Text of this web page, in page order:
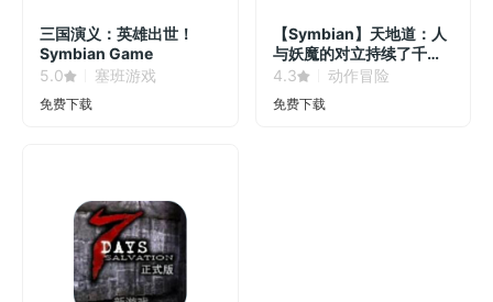
三国演义：英雄出世！
Symbian Game
5.0
塞班游戏
免费下载
【Symbian】天地道：人
与妖魔的对立持续了千
年！
4.3 动作冒险
免费下载